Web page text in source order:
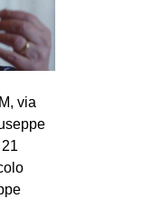
via